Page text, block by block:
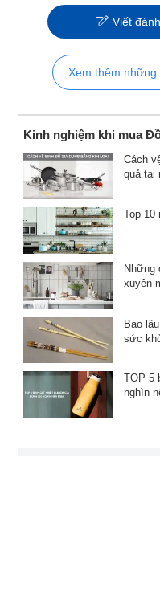
Viết
Xem thêm
Kinh nghiệm khi mua
Cách
quả tại
Top 10
Những
xuyên
Bao
sức
TOP 5
nghìn